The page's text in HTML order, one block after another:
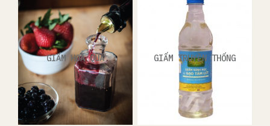
GIẤM HOA QUẢ GIẤM TRUYỀN THỐNG